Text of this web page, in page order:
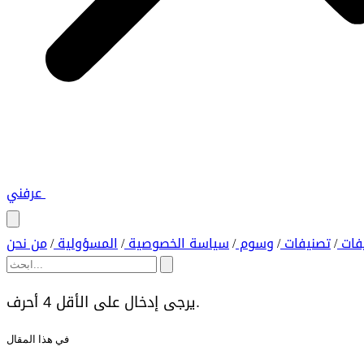
عرفني
/ تصنيفات/ وسوم/ سياسة الخصوصية/ المسؤولية/ من نحن
يرجى إدخال على الأقل 4 أحرف.
في هذا المقال